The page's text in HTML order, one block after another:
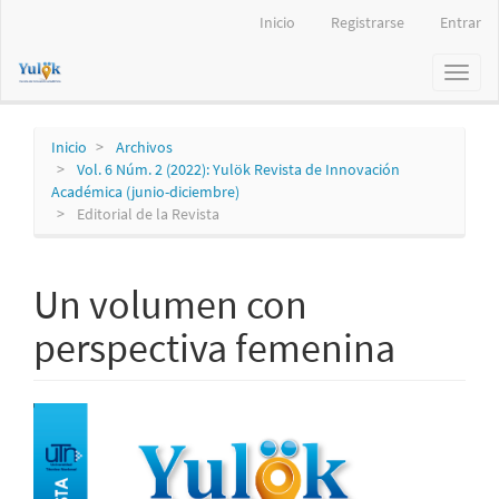
principal
Inicio Registrarse Entrar
Toggle
Inicio
Archivos
Vol. 6 Núm. 2 (2022): Yulök Revista de Innovación
Académica (junio-diciembre)
Editorial de la Revista
Un volumen con
perspectiva femenina
Barra
lateral